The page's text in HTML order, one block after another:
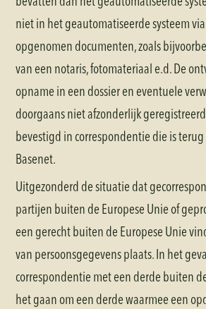
niet in het geautomatiseerde systeem
opgenomen documenten, zoals
van een notaris, fotomateriaal e.d. De
opname in een dossier en eventuele
doorgaans niet afzonderlijk
bevestigd in correspondentie die is
Basenet.
Uitgezonderd de situatie dat
partijen buiten de Europese Unie of
een gerecht buiten de Europese Unie
van persoonsgegevens plaats. In het
correspondentie met een derde buiten
het gaan om een derde waarmee een